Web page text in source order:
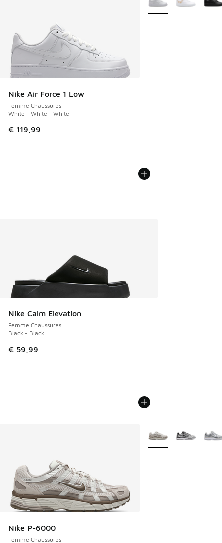
Nike Air Force 1 Low
Femme Chaussures
White - White - White
€ 119,99
Nike Calm Elevation
Femme Chaussures
Black - Black
€ 59,99
Nike P-6000
Femme Chaussures
Plus de couleurs